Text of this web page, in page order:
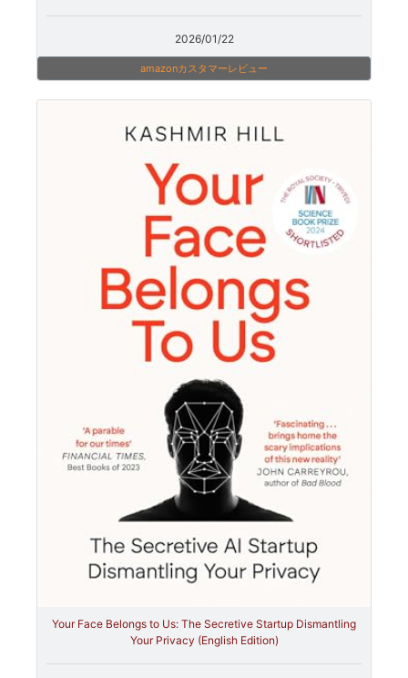
2026/01/22
amazonカスタマーレビュー
Your Face Belongs to Us: The Secretive Startup Dismantling
Your Privacy (English Edition)